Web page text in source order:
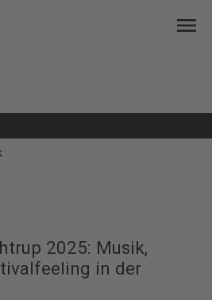
menu
2025: Musik,
in der